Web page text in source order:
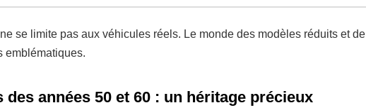
se limite pas aux véhicules réels. Le monde des modèles réduits et de
emblématiques.
années 50 et 60 : un héritage précieux